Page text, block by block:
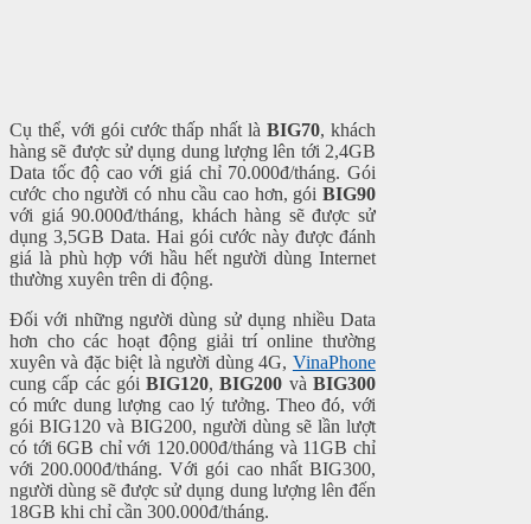
Cụ thể, với gói cước thấp nhất là BIG70, khách
hàng sẽ được sử dụng dung lượng lên tới 2,4GB
Data tốc độ cao với giá chỉ 70.000đ/tháng. Gói
cước cho người có nhu cầu cao hơn, gói BIG90
với giá 90.000đ/tháng, khách hàng sẽ được sử
dụng 3,5GB Data. Hai gói cước này được đánh
giá là phù hợp với hầu hết người dùng Internet
thường xuyên trên di động.
Đối với những người dùng sử dụng nhiều Data
hơn cho các hoạt động giải trí online thường
xuyên và đặc biệt là người dùng 4G, VinaPhone
cung cấp các góiBIG120,BIG200 và BIG300
có mức dung lượng cao lý tưởng. Theo đó, với
gói BIG120 và BIG200, người dùng sẽ lần lượt
có tới 6GB chỉ với 120.000đ/tháng và 11GB chỉ
với 200.000đ/tháng. Với gói cao nhất BIG300,
người dùng sẽ được sử dụng dung lượng lên đến
18GB khi chỉ cần 300.000đ/tháng.